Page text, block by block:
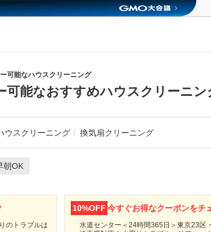
可能なハウスクリーニング
可能なおすすめハウスクリーニン
ウスクリーニング 換気扇クリーニング
朝OK
のトラブルは
10%OFF 今すぐお得なクーポンをチ
水道センター＜24時間365日＞東京23区